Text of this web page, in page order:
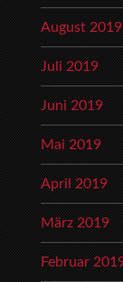
August 2019
Juli 2019
Juni 2019
Mai 2019
April 2019
März 2019
Februar